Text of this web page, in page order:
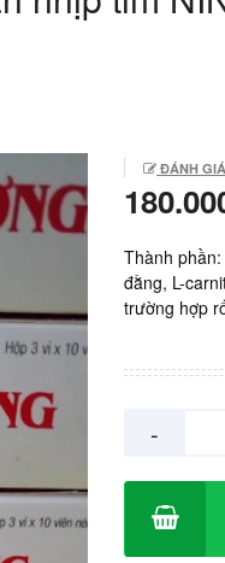
ĐÁNH GIÁ
Thành
đằng, L-
trường hợp
-